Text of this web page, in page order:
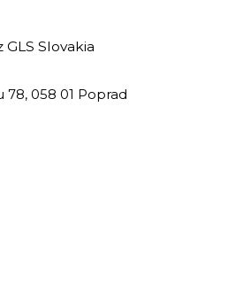
GLS Slovakia
78, 058 01 Poprad